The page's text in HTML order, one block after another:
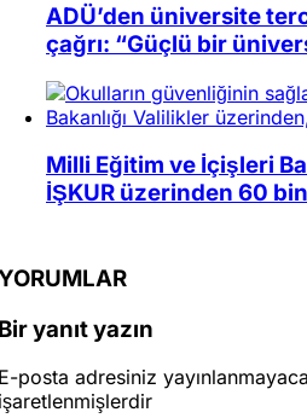
ADÜ’den üniversite
çağrı: “Güçlü bir
Milli Eğitim ve İçişleri
İŞKUR üzerinden 60
yanıt yazın
posta adresiniz